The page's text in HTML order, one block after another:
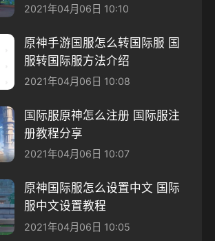
2021年04月06日 10:10
原神手游国服怎么转国际服 国
服转国际服方法介绍
2021年04月06日 10:08
国际服原神怎么注册 国际服注
册教程分享
2021年04月06日 10:07
原神国际服怎么设置中文 国际
服中文设置教程
2021年04月06日 10:05